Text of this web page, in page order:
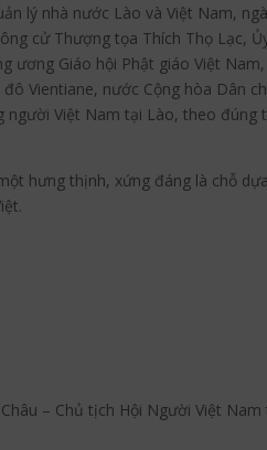
lý nhà nước Lào và Việt Nam,
cử Thượng tọa Thích Thọ Lạc,
ương Giáo hội Phật giáo Việt
Vientiane, nước Cộng hòa Dân
Việt Nam tại Lào, theo đúng
hưng thịnh, xứng đáng là chỗ
– Chủ tịch Hội Người Việt